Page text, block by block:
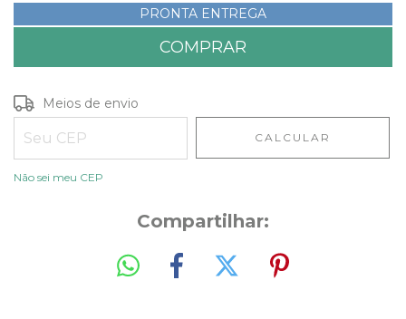
PRONTA ENTREGA
Entregas para o CEP:
Meios de envio
CALCULAR
Não sei meu CEP
Compartilhar: